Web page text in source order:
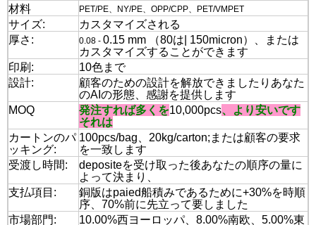
材料 PET/PE、NY/PE、OPP/CPP、PET/VMPET
サイズ:
カスタマイズされる
厚さ:
0.08 - 0.15 mm （80は| 150micron）、または
カスタマイズすることができます
印刷:
10色まで
設計:
顧客のための設計を解放できましたりあなた
のAIの形態、感謝を提供します
MOQ
発注すれば多くを10,000pcs、より安いです
それは
カートンのパ
ッキング:
100pcs/bag、20kg/carton;または顧客の要求
を一致します
受渡し時間:
depositeを受け取った後あなたの順序の量に
よって決まり、
支払項目:
銅版はpaied船積みであるために+30%を時順
序、70%前に先立って要しました
市場部門:
10.00%西ヨーロッパ、8.00%南欧、5.00%東